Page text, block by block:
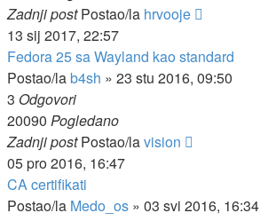
Zadnji postPostao/la hrvooje
13 sij 2017, 22:57
Fedora 25 sa Wayland kao standard
Postao/lab4sh » 23 stu 2016, 09:50
3 Odgovori
20090 Pogledano
Zadnji postPostao/lavision
05 pro 2016, 16:47
CA certifikati
Postao/la Medo_os » 03 svi 2016, 16:34